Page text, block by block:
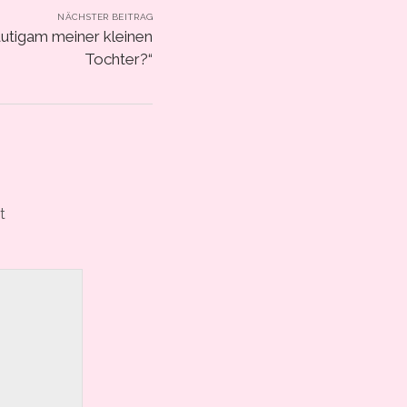
NÄCHSTER BEITRAG
meiner kleinen
Tochter?“